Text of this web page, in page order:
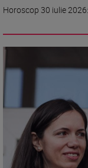
Horoscop 30 iulie